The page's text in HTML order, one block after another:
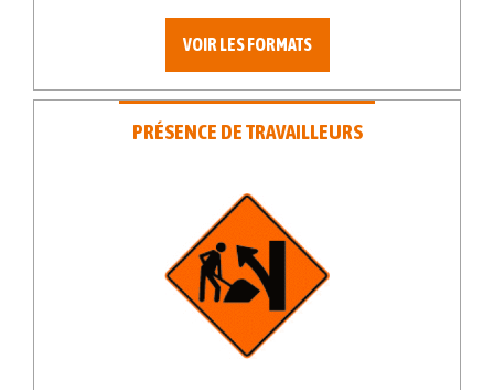
VOIR LES FORMATS
PRÉSENCE DE TRAVAILLEURS